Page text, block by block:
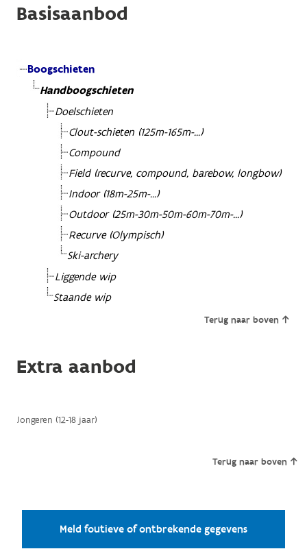
Basisaanbod
Boogschieten
Handboogschieten
Doelschieten
Clout-schieten (125m-165m-...)
Compound
Field (recurve, compound, barebow, longbow)
Indoor (18m-25m-...)
Outdoor (25m-30m-50m-60m-70m-...)
Recurve (Olympisch)
Ski-archery
Liggende wip
Staande wip
Terug naar boven
Extra aanbod
Jongeren (12-18 jaar)
Terug naar boven
Meld foutieve of ontbrekende gegevens